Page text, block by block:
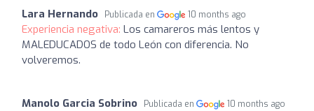
Lara Hernando Publicada en 10 months ago
Experiencia negativa: Los camareros más lentos y
MALEDUCADOS de todo León con diferencia. No
volveremos.
Manolo Garcia Sobrino Publicada en 10 months ago